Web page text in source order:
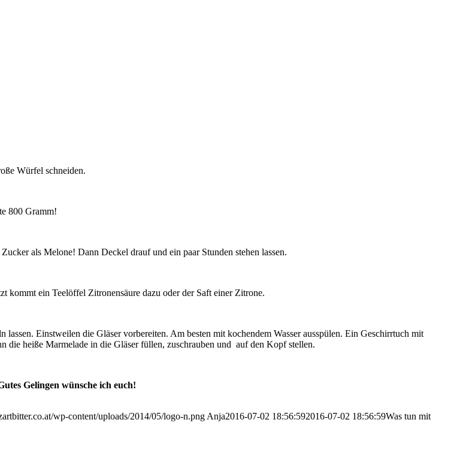
Würfel schneiden.
800 Gramm!
als Melone! Dann Deckel drauf und ein paar Stunden stehen lassen.
kommt ein Teelöffel Zitronensäure dazu oder der Saft einer Zitrone.
Einstweilen die Gläser vorbereiten. Am besten mit kochendem Wasser ausspülen. Ein Geschirrtuch mit
die heiße Marmelade in die Gläser füllen, zuschrauben und auf den Kopf stellen.
Gelingen wünsche ich euch!
wp-content/uploads/2014/05/logo-n.png Anja2016-07-02 18:56:592016-07-02 18:56:59Was tun mit